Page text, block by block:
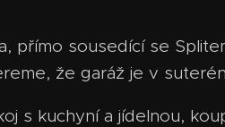
přímo sousedící se
že garáž je v
s kuchyní a jídelnou,